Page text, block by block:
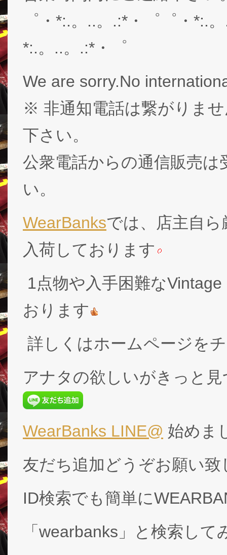
゜・*:.。..。.:*・゜゜・*:.
*:.。..。.:*・゜
We are sorry.No
※ 非通知電話は繋がりま
下さい。
公衆電話からの通信販売
い。
WearBanksでは、店主自
入荷しております
1点物や入手困難な
おります
詳しくはホームページを
アナタの欲しいがきっと
WearBanks LINE@ 始めま
友だち追加どうぞお願い致
ID検索でも簡単に
「wearbanks」と検索して